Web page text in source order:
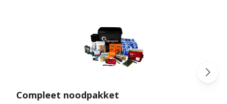
Compleet noodpakket